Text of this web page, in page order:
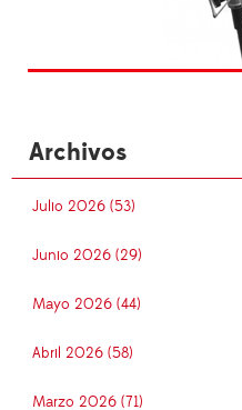
Archivos
Julio 2026 (53)
Junio 2026 (29)
Mayo 2026 (44)
Abril 2026 (58)
Marzo 2026 (71)